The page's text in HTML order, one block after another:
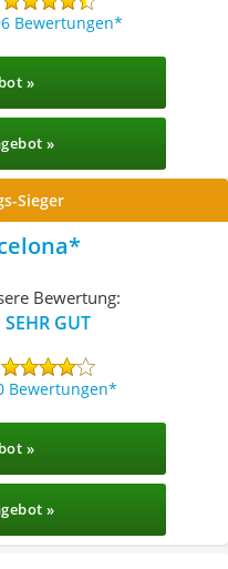
Bewertungen
»
»
Sieger
Bewertung:
SEHR GUT
Bewertungen
»
»